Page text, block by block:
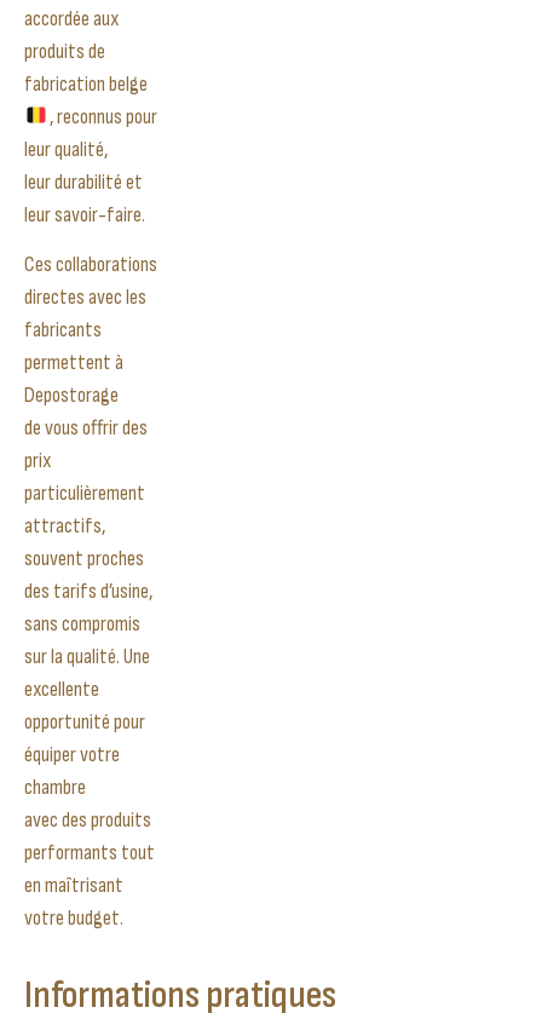
accordée aux
produits de
fabrication belge
, reconnus pour
leur qualité,
leur durabilité et
leur savoir-faire.
Ces collaborations
directes avec les
fabricants
permettent à
Depostorage
de vous offrir des
prix
particulièrement
attractifs,
souvent proches
des tarifs d’usine,
sans compromis
sur la qualité. Une
excellente
opportunité pour
équiper votre
chambre
avec des produits
performants tout
en maîtrisant
votre budget.
Informations pratiques